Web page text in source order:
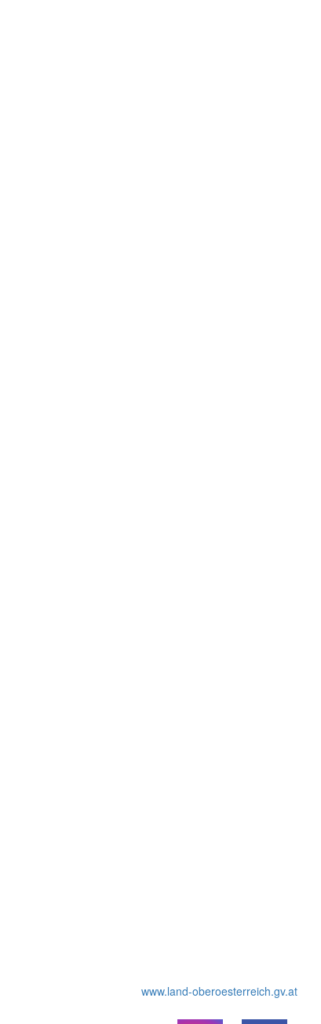
www.land-oberoesterreich.gv.at